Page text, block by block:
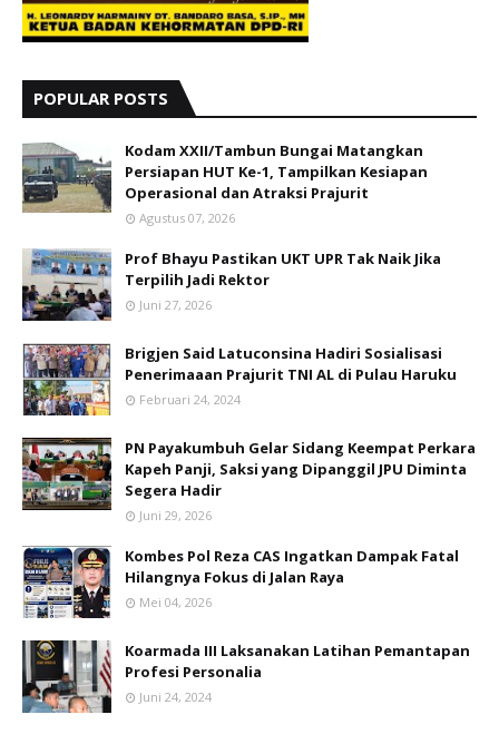
POPULAR POSTS
Kodam XXII/Tambun Bungai Matangkan
Persiapan HUT Ke-1, Tampilkan Kesiapan
Operasional dan Atraksi Prajurit
Agustus 07, 2026
Prof Bhayu Pastikan UKT UPR Tak Naik Jika
Terpilih Jadi Rektor
Juni 27, 2026
Brigjen Said Latuconsina Hadiri Sosialisasi
Penerimaaan Prajurit TNI AL di Pulau Haruku
Februari 24, 2024
PN Payakumbuh Gelar Sidang Keempat Perkara
Kapeh Panji, Saksi yang Dipanggil JPU Diminta
Segera Hadir
Juni 29, 2026
Kombes Pol Reza CAS Ingatkan Dampak Fatal
Hilangnya Fokus di Jalan Raya
Mei 04, 2026
Koarmada III Laksanakan Latihan Pemantapan
Profesi Personalia
Juni 24, 2024